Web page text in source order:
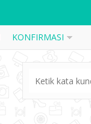
KONFIRMASI